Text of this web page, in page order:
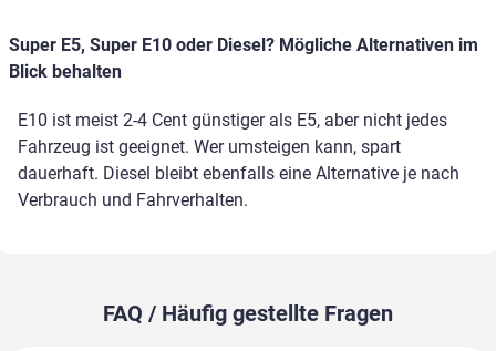
Super E5, Super E10 oder Diesel? Mögliche Alternativen im
Blick behalten
E10 ist meist 2-4 Cent günstiger als E5, aber nicht jedes
Fahrzeug ist geeignet. Wer umsteigen kann, spart
dauerhaft. Diesel bleibt ebenfalls eine Alternative je nach
Verbrauch und Fahrverhalten.
FAQ / Häufig gestellte Fragen